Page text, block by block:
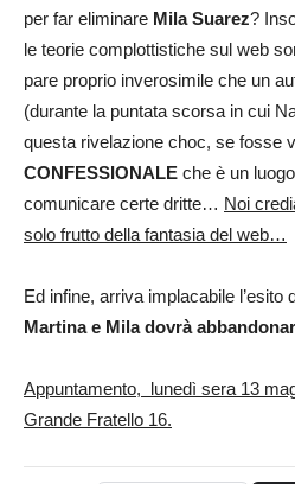
per far eliminare Mila Suarez?
le teorie complottistiche sul web
pare proprio inverosimile che un
(durante la puntata scorsa in cui
questa rivelazione choc, se
CONFESSIONALE che è un
comunicare certe dritte… Noi
solo frutto della fantasia del web…
Ed infine, arriva implacabile l’esito
Martina e Mila dovrà
Appuntamento, lunedì sera 13
Grande Fratello 16.